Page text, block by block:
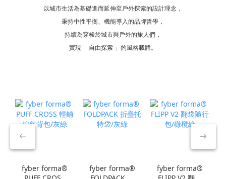
以城市生活為基礎進而延伸至戶外探索的設計理念，
秉持中性平衡、機能導入的品牌哲學，
持續為穿梭於城市與戶外的旅人們，
實現「 自由探索 」的風格載體。
fyber forma®
fyber forma®
fyber forma®